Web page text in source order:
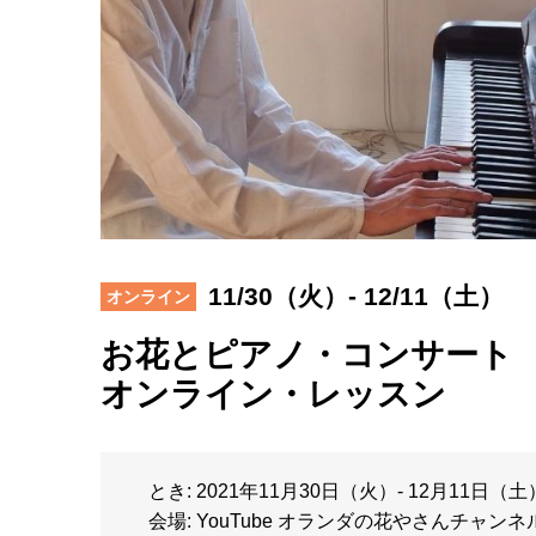
オンライン 11/30（火）- 12/11（土）
お花とピアノ・コンサート
オンライン・レッスン
とき: 2021年11月30日（火）- 12月11日（土
会場: YouTube オランダの花やさんチャンネ